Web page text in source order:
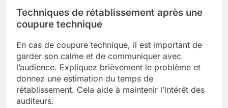
Techniques de rétablissement après une
coupure technique
En cas de coupure technique, il est important de
garder son calme et de communiquer avec
l’audience. Expliquez brièvement le problème et
donnez une estimation du temps de
rétablissement. Cela aide à maintenir l’intérêt des
auditeurs.